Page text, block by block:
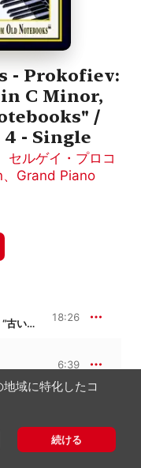
- Prokofiev:
C Minor,
/
- Single
セルゲイ・プロコ
、 Grand Piano
ピアノ・ソナタ第4番 ハ短調, Op. 29、“古い手帳から” 18:26
6:39
域に特化したコ
続ける